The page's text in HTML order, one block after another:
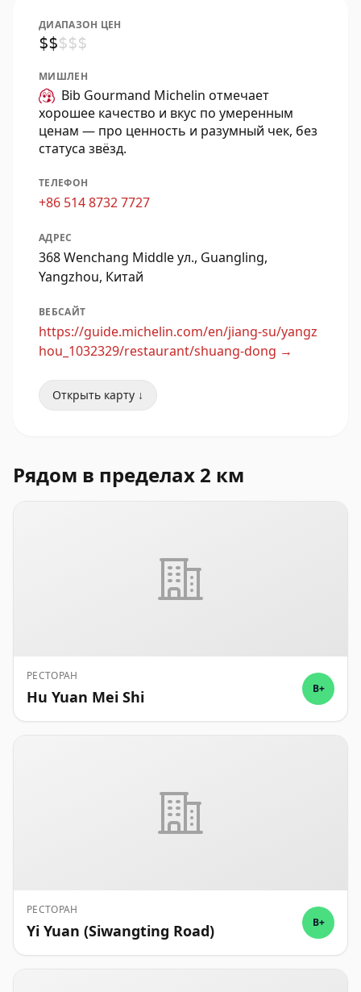
ДИАПАЗОН ЦЕН
$$$$$
МИШЛЕН
Bib Gourmand Michelin отмечает
хорошее качество и вкус по умеренным
ценам — про ценность и разумный чек, без
статуса звёзд.
ТЕЛЕФОН
+86 514 8732 7727
АДРЕС
368 Wenchang Middle ул., Guangling,
Yangzhou, Китай
ВЕБСАЙТ
https://guide.michelin.com/en/jiang-su/yangz
hou_1032329/restaurant/shuang-dong →
Открыть карту ↓
Рядом в пределах 2 км
РЕСТОРАН
Hu Yuan Mei Shi B+
РЕСТОРАН
Yi Yuan (Siwangting Road) B+